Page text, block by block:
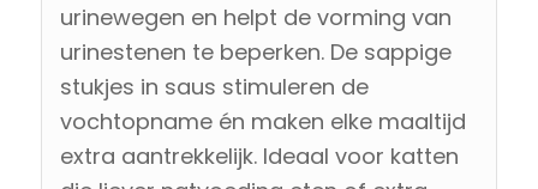
urinewegen en helpt de vorming van
urinestenen te beperken. De sappige
stukjes in saus stimuleren de
vochtopname én maken elke maaltijd
extra aantrekkelijk. Ideaal voor katten